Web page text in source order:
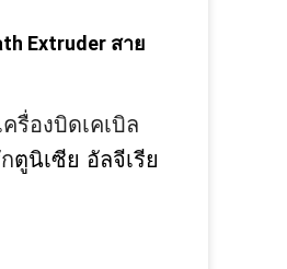
Extruder สาย
รื่องบิดเคเบิล
ตูนิเซีย อัลจีเรีย